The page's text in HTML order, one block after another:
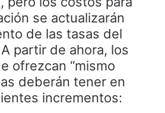
se actualizarán
de las tasas del
partir de ahora, los
ofrezcan “mismo
deberán tener en
incrementos: